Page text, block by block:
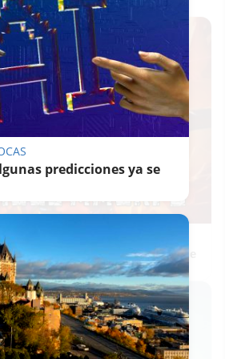
de la vieja escuela ¡Cómo los de
predicciones ya se